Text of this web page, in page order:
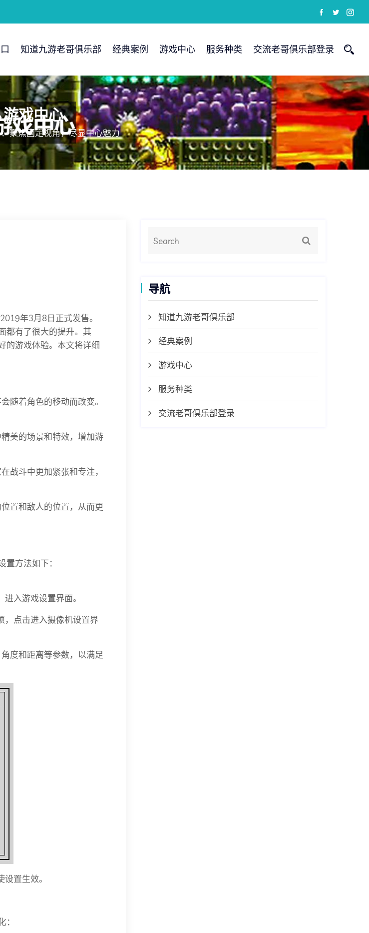
知道九游老哥俱乐部 经典案例 游戏中心 服务种类 交流老哥俱乐部登录
游戏中心
聚焦固定视角，尽显中心魅力
年3月8日正式发售。
都有了很大的提升。其
的游戏体验。本文将详细
随着角色的移动而改变。
美的场景和特效，增加游
战斗中更加紧张和专注，
置和敌人的位置，从而更
方法如下：
入游戏设置界面。
，点击进入摄像机设置界
度和距离等参数，以满足
置生效。
导航
知道九游老哥俱乐部
经典案例
游戏中心
服务种类
交流老哥俱乐部登录